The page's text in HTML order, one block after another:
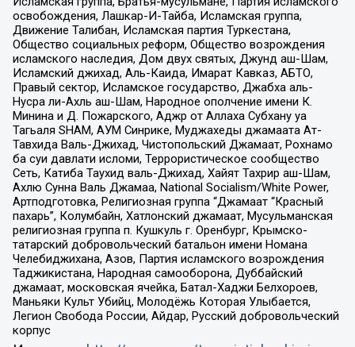
освобождения, Лашкар-И-Тайба, Исламская группа,
Движение Талибан, Исламская партия Туркестана,
Общество социальных реформ, Общество возрождения
исламского наследия, Дом двух святых, Джунд аш-Шам,
Исламский джихад, Аль-Каида, Имарат Кавказ, АБТО,
Правый сектор, Исламское государство, Джабха аль-
Нусра ли-Ахль аш-Шам, Народное ополчение имени К.
Минина и Д. Пожарского, Аджр от Аллаха Субхану уа
Тагьаля SHAM, АУМ Синрике, Муджахеды джамаата Ат-
Тавхида Валь-Джихад, Чистопольский Джамаат, Рохнамо
ба суи давлати исломи, Террористическое сообщество
Сеть, Катиба Таухид валь-Джихад, Хайят Тахрир аш-Шам,
Ахлю Сунна Валь Джамаа, National Socialism/White Power,
Артподготовка, Религиозная группа “Джамаат “Красный
пахарь”, Колумбайн, Хатлонский джамаат, Мусульманская
религиозная группа п. Кушкуль г. Оренбург, Крымско-
татарский добровольческий батальон имени Номана
Челебиджихана, Азов, Партия исламского возрождения
Таджикистана, Народная самооборона, Дуббайский
джамаат, московская ячейка, Батал-Хаджи Белхороев,
Маньяки Культ Убийц, Молодёжь Которая Улыбается,
Легион Свобода России, Айдар, Русский добровольческий
корпус